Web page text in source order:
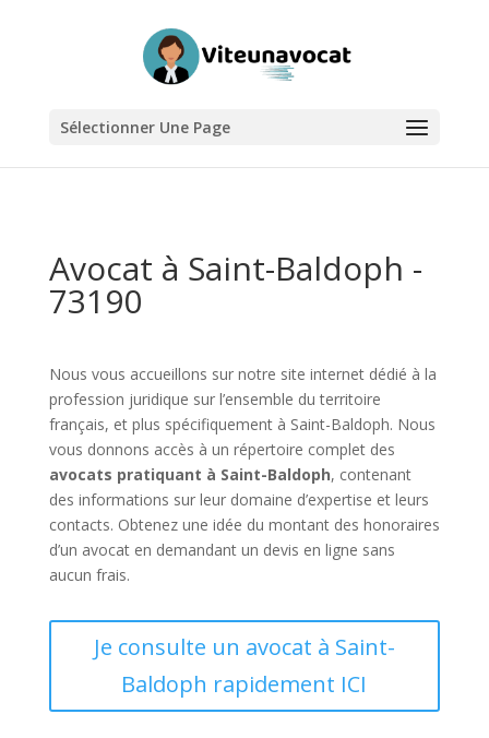
Sélectionner Une Page
Avocat à Saint-Baldoph -
73190
Nous vous accueillons sur notre site internet dédié à la
profession juridique sur l’ensemble du territoire
français, et plus spécifiquement à Saint-Baldoph. Nous
vous donnons accès à un répertoire complet des
avocats pratiquant à Saint-Baldoph, contenant
des informations sur leur domaine d’expertise et leurs
contacts. Obtenez une idée du montant des honoraires
d’un avocat en demandant un devis en ligne sans
aucun frais.
Je consulte un avocat à Saint-
Baldoph rapidement ICI